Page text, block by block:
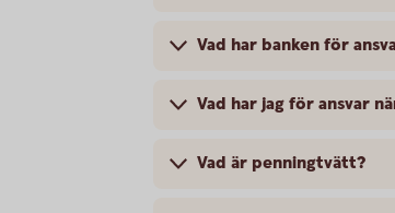
Vad har banken för
Vad har jag för ansvar
Vad är penningtvätt?